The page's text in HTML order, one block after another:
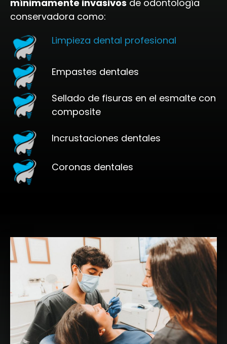
mínimamente invasivos de odontología
conservadora como:
Limpieza dental profesional
Empastes dentales
Sellado de fisuras en el esmalte con
composite
Incrustaciones dentales
Coronas dentales